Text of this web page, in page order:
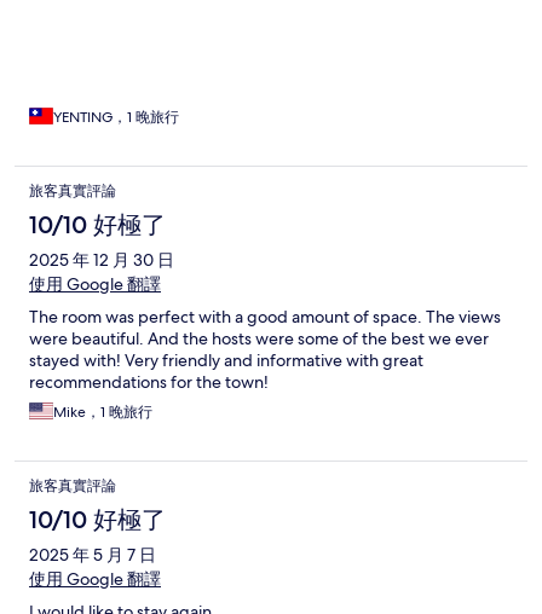
YENTING，1 晚旅行
旅客真實評論
10/10 好極了
2025 年 12 月 30 日
使用 Google 翻譯
The room was perfect with a good amount of space. The views
were beautiful. And the hosts were some of the best we ever
stayed with! Very friendly and informative with great
recommendations for the town!
Mike，1 晚旅行
旅客真實評論
10/10 好極了
2025 年 5 月 7 日
使用 Google 翻譯